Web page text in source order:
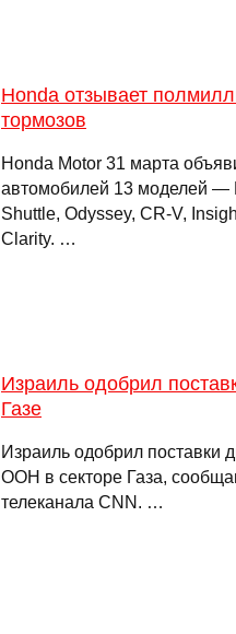
Honda отзывает
тормозов
Honda Motor 31 марта
автомобилей 13 моделей —
Shuttle, Odyssey, CR-V,
Clarity. …
Израиль одобрил
Газе
Израиль одобрил поставки
ООН в секторе Газа,
телеканала CNN. …